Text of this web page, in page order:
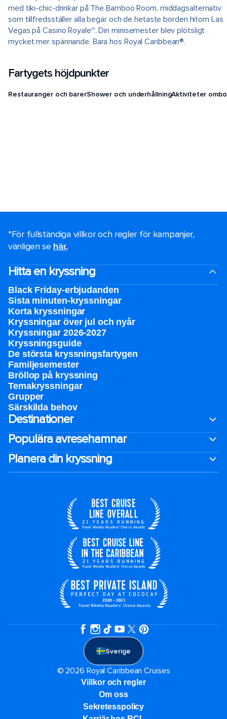
med tiki-chic-drinkar på The Bamboo Room, middagsalternativ
som tillfredsställer alla begär och de hetaste borden hitom Las
Vegas på Casino Royale℠. Din minisemester blev plötsligt
mycket mer spännande. Bara hos Royal Caribbean®.
Fartygets höjdpunkter
Restauranger och barerShower och underhållningAktiviteter
*För fullständiga villkor och regler för kampanjer,
vänligen se här..
Hitta en kryssning
Black Friday-erbjudanden
Sista minuten-kryssningar
Korta kryssningar
Kryssningar över jul och nyår
Kryssningar 2026-2027
Kryssningsguide
De största kryssningsfartygen
Familjesemester
Bröllop på kryssning
Temakryssningar
Grupper
Särskilda behov
Destinationer
Populära avresehamnar
Planera din kryssning
Sverige
© 2026 Royal Caribbean Cruises
Villkor och regler
Om oss
Sekretesspolicy